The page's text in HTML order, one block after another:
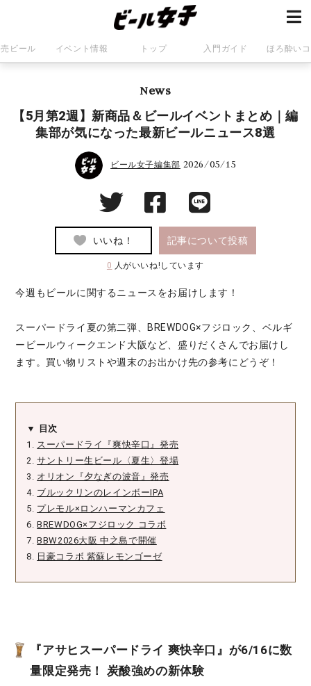
ビール イベント情報 トップ 入門ガイド ほろ酔い
News
【5月第2週】新商品＆ビールイベントまとめ｜編
集部が気になった最新ビールニュース8選
ビール女子編集部 2026/05/15
いいね！ 記事について投稿
0 人がいいね!しています
今週もビールに関するニュースをお届けします！
スーパードライ夏の第二弾、BREWDOG×フジロック、ベルギ
ービールウィークエンド大阪など、盛りだくさんでお届けし
ます。買い物リストや週末のお出かけ先の参考にどうぞ！
▼ 目次
1. スーパードライ『爽快辛口』発売
2.サントリー生ビール〈夏生〉登場
3. オリオン『夕なぎの波音』発売
4. ブルックリンのレインボーIPA
5. プレモル×ロンハーマンカフェ
6.BREWDOG×フジロック コラボ
7.BBW2026大阪 中之島で開催
8. 日豪コラボ 紫蘇レモンゴーゼ
『アサヒスーパードライ 爽快辛口』が6/16に数
量限定発売！ 炭酸強めの新体験